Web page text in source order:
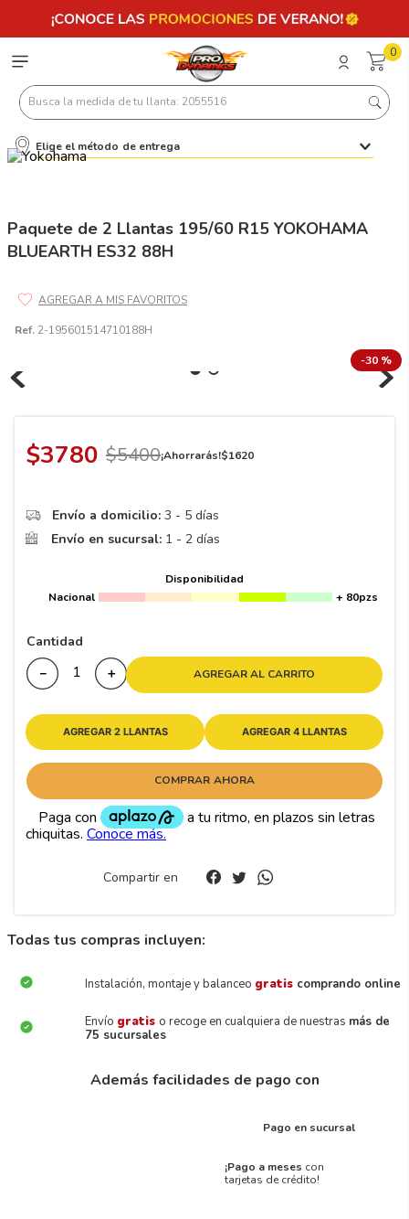
0
Busca la medida de tu llanta: 2055516
Elige el método de entrega
Paquete de 2 Llantas 195/60 R15 YOKOHAMA
BLUEARTH ES32 88H
Ref. 2-195601514710188H
-30 %
$3780 $5400¡Ahorrarás!$1620
Envío a domicilio: 3 - 5 días
Envío en sucursal: 1 - 2 días
Disponibilidad
Nacional
+ 80pzs
Cantidad
＋
－ AGREGAR AL CARRITO
AGREGAR 2 LLANTAS AGREGAR 4 LLANTAS
COMPRAR AHORA
Compartir en
Todas tus compras incluyen:
Instalación, montaje y balanceo gratis comprando online
Envío gratis o recoge en cualquiera de nuestras más de
75 sucursales
Además facilidades de pago con
Pago en sucursal
¡Pago a meses con
tarjetas de crédito!
Términos más buscados
.
7.195 65 15